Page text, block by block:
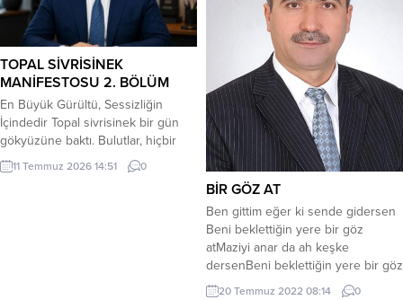
TOPAL SİVRİSİNEK
MANİFESTOSU 2. BÖLÜM
En Büyük Gürültü, Sessizliğin
İçindedir Topal sivrisinek bir gün
gökyüzüne baktı. Bulutlar, hiçbir
ayrım yapmadan yeryüzünün
üzerine gölgelerini bırakıyordu.
11 Temmuz 2026 14:51 0
BİR GÖZ AT
Ben gittim eğer ki sende gidersen
Beni beklettiğin yere bir göz
atMaziyi anar da ah keşke
dersenBeni beklettiğin yere bir göz
at Kar yağıp kapamış bütün
20 Temmuz 2022 08:14 0